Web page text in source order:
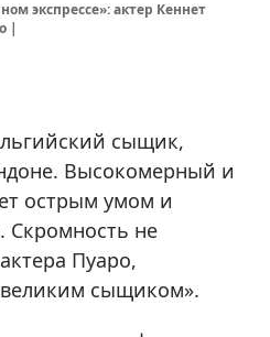
экспрессе»: актер Кеннет
|
сыщик,
Высокомерный и
острым умом и
Скромность не
Пуаро,
сыщиком».